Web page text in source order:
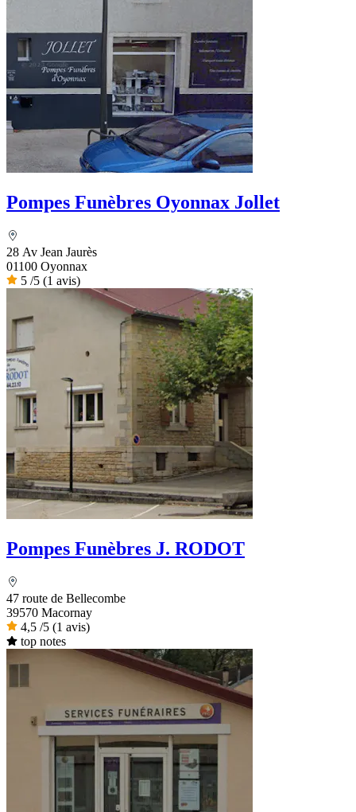
Pompes Funèbres Oyonnax Jollet
28 Av Jean Jaurès
01100 Oyonnax
5 /5 (1 avis)
Pompes Funèbres J. RODOT
47 route de Bellecombe
39570 Macornay
4,5 /5 (1 avis)
top notes